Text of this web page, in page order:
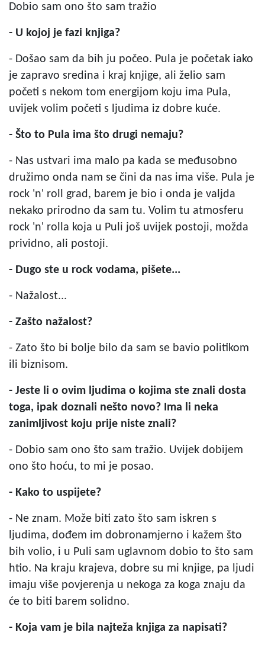
Dobio sam ono što sam tražio
- U kojoj je fazi knjiga?
- Došao sam da bih ju počeo. Pula je početak iako
je zapravo sredina i kraj knjige, ali želio sam
početi s nekom tom energijom koju ima Pula,
uvijek volim početi s ljudima iz dobre kuće.
- Što to Pula ima što drugi nemaju?
- Nas ustvari ima malo pa kada se međusobno
družimo onda nam se čini da nas ima više. Pula je
rock 'n' roll grad, barem je bio i onda je valjda
nekako prirodno da sam tu. Volim tu atmosferu
rock 'n' rolla koja u Puli još uvijek postoji, možda
prividno, ali postoji.
- Dugo ste u rock vodama, pišete...
- Nažalost...
- Zašto nažalost?
- Zato što bi bolje bilo da sam se bavio politikom
ili biznisom.
- Jeste li o ovim ljudima o kojima ste znali dosta
toga, ipak doznali nešto novo? Ima li neka
zanimljivost koju prije niste znali?
- Dobio sam ono što sam tražio. Uvijek dobijem
ono što hoću, to mi je posao.
- Kako to uspijete?
- Ne znam. Može biti zato što sam iskren s
ljudima, dođem im dobronamjerno i kažem što
bih volio, i u Puli sam uglavnom dobio to što sam
htio. Na kraju krajeva, dobre su mi knjige, pa ljudi
imaju više povjerenja u nekoga za koga znaju da
će to biti barem solidno.
- Koja vam je bila najteža knjiga za napisati?